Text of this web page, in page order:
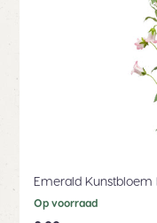
Emerald Kunstbloem
Op voorraad